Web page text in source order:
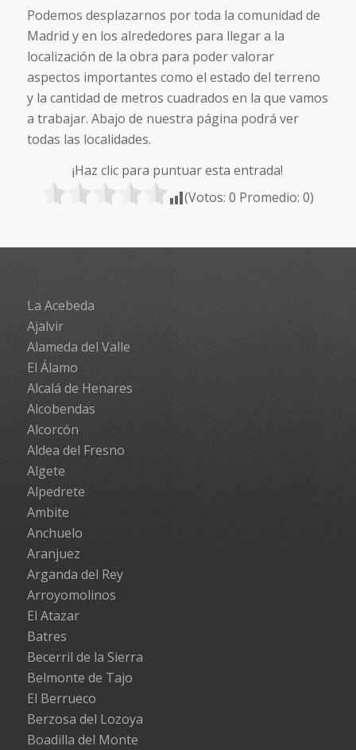
Podemos desplazarnos por toda la comunidad de
Madrid y en los alrededores para llegar a la
localización de la obra para poder valorar
aspectos importantes como el estado del terreno
y la cantidad de metros cuadrados en la que vamos
a trabajar. Abajo de nuestra página podrá ver
todas las localidades.
¡Haz clic para puntuar esta entrada!
(Votos:0 Promedio:0)
La Acebeda
Ajalvir
Alameda del Valle
El Álamo
Alcalá de Henares
Alcobendas
Alcorcón
Aldea del Fresno
Algete
Alpedrete
Ambite
Anchuelo
Aranjuez
Arganda del Rey
Arroyomolinos
El Atazar
Batres
Becerril de la Sierra
Belmonte de Tajo
El Berrueco
Berzosa del Lozoya
Boadilla del Monte